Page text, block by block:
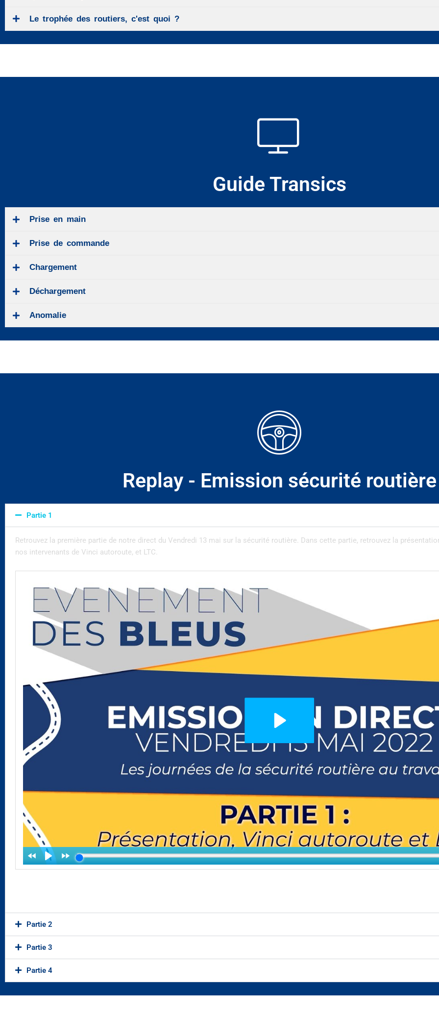
Le trophée des routiers, c'est quoi ?
Guide Transics
Prise en main
Prise de commande
Chargement
Déchargement
Anomalie
Replay - Emission sécurité routière
Partie 1
Retrouvez la première partie de notre direct du Vendredi 13 mai sur la sécurité routière. Dans cette partie, retrouvez la
nos intervenants de Vinci autoroute, et LTC.
Partie 2
Partie 3
Partie 4